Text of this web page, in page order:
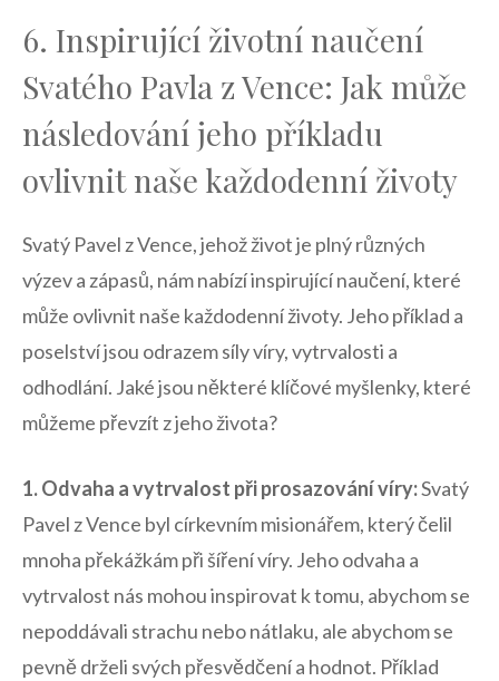
6. Inspirující životní naučení
Svatého Pavla z Vence: ⁢Jak může
následování jeho ⁤příkladu​
ovlivnit naše každodenní životy
Svatý Pavel z ⁢Vence, jehož život​ je plný různých
výzev a ⁤zápasů, nám nabízí inspirující naučení, které
může ​ovlivnit ​naše ‍každodenní životy.‌ Jeho příklad a
poselství jsou ‍odrazem síly⁢ víry, vytrvalosti a
odhodlání. Jaké jsou některé klíčové myšlenky,⁢ které
můžeme převzít z jeho života?
1. Odvaha a vytrvalost⁢ při prosazování víry:Svatý‌
Pavel z Vence byl církevním misionářem, který‌ čelil
mnoha překážkám ​při šíření⁤ víry. ⁢Jeho odvaha a
vytrvalost nás mohou inspirovat k tomu, ⁢abychom‍ se
nepoddávali⁢ strachu nebo ⁤nátlaku, ale abychom se
pevně drželi svých‌ přesvědčení a hodnot. Příklad